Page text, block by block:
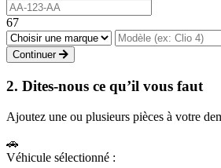
67
Continuer
2. Dites-nous ce qu’il vous faut
Ajoutez une ou plusieurs pièces à votre
🚗
Véhicule sélectionné :